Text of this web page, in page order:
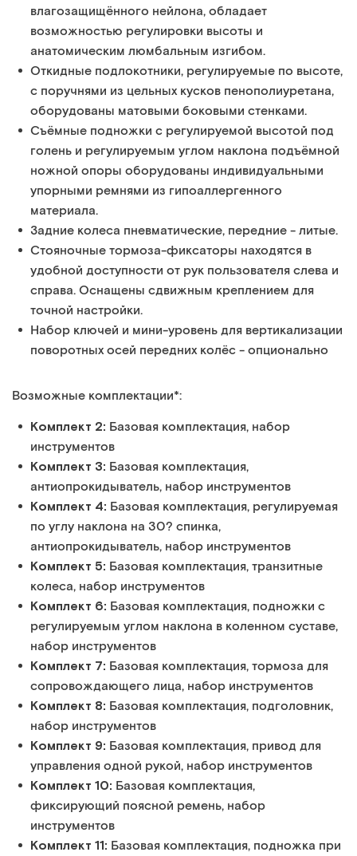
влагозащищённого нейлона, обладает
возможностью регулировки высоты и
анатомическим люмбальным изгибом.
Откидные подлокотники, регулируемые по высоте,
с поручнями из цельных кусков пенополиуретана,
оборудованы матовыми боковыми стенками.
Съёмные подножки с регулируемой высотой под
голень и регулируемым углом наклона подъёмной
ножной опоры оборудованы индивидуальными
упорными ремнями из гипоаллергенного
материала.
Задние колеса пневматические, передние - литые.
Стояночные тормоза-фиксаторы находятся в
удобной доступности от рук пользователя слева и
справа. Оснащены сдвижным креплением для
точной настройки.
Набор ключей и мини-уровень для вертикализации
поворотных осей передних колёс - опционально
Возможные комплектации*:
Комплект 2: Базовая комплектация, набор
инструментов
Комплект 3: Базовая комплектация,
антиопрокидыватель, набор инструментов
Комплект 4: Базовая комплектация, регулируемая
по углу наклона на 30? спинка,
антиопрокидыватель, набор инструментов
Комплект 5: Базовая комплектация, транзитные
колеса, набор инструментов
Комплект 6: Базовая комплектация, подножки с
регулируемым углом наклона в коленном суставе,
набор инструментов
Комплект 7: Базовая комплектация, тормоза для
сопровождающего лица, набор инструментов
Комплект 8: Базовая комплектация, подголовник,
набор инструментов
Комплект 9: Базовая комплектация, привод для
управления одной рукой, набор инструментов
Комплект 10: Базовая комплектация,
фиксирующий поясной ремень, набор
инструментов
Комплект 11: Базовая комплектация, подножка при